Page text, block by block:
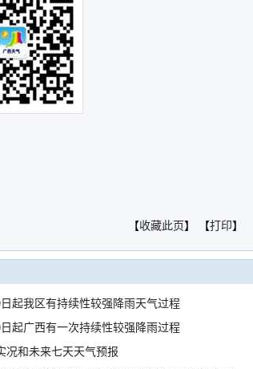
【收藏此页 】 【打印】
日起我区有持续性较强降雨天气过程
日起广西有一次持续性较强降雨过程
况和未来七天天气预报